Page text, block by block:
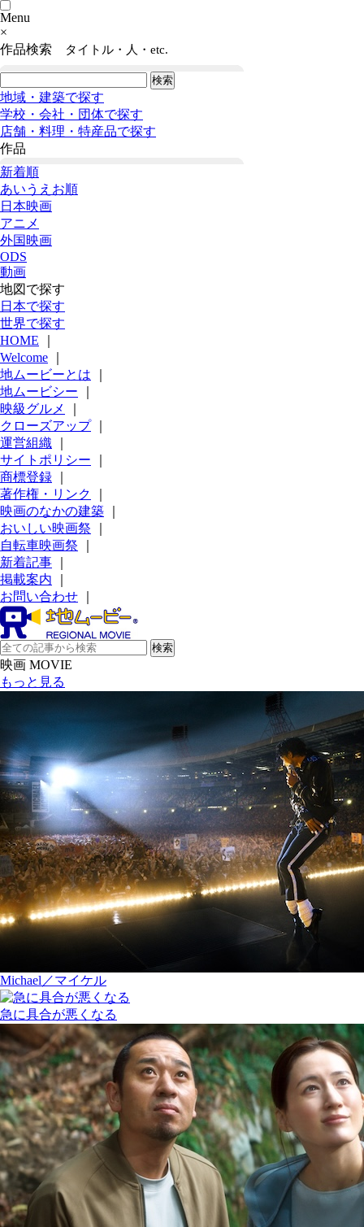
Menu
×
作品検索
タイトル・人・etc.
地域・建築で探す
学校・会社・団体で探す
店舗・料理・特産品で探す
作品
新着順
あいうえお順
日本映画
アニメ
外国映画
ODS
動画
地図で探す
日本で探す
世界で探す
HOME
Welcome
地ムービーとは
地ムービシー
映級グルメ
クローズアップ｜
運営組織
サイトポリシー
商標登録
著作権・リンク
映画のなかの建築
おいしい映画祭
自転車映画祭
新着記事
掲載案内
お問い合わせ
映画 MOVIE
もっと見る
Michael／マイケル
急に具合が悪くなる